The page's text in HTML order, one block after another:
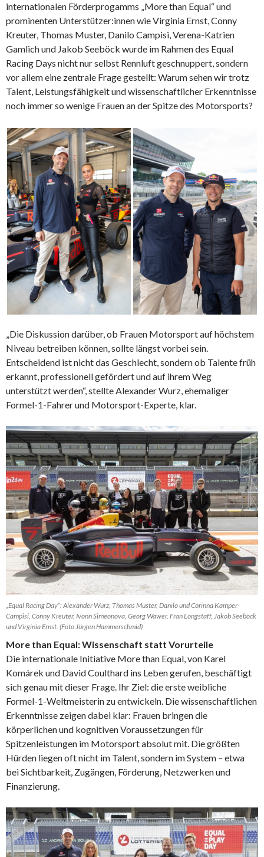
internationalen Förderprogamms „More than Equal“ und
prominenten Unterstützer:innen wie Virginia Ernst, Conny
Kreuter, Thomas Muster, Danilo Campisi, Verena-Katrien
Gamlich und Jakob Seeböck wurde im Rahmen des Equal
Racing Days nicht nur selbst Rennluft geschnuppert, sondern
vor allem eine zentrale Frage gestellt: Warum sehen wir trotz
Talent, Leistungsfähigkeit und wissenschaftlicher Erkenntnisse
noch immer so wenige Frauen an der Spitze des Motorsports?
„Die Diskussion darüber, ob Frauen Motorsport auf höchstem
Niveau betreiben können, sollte längst vorbei sein.
Entscheidend ist nicht das Geschlecht, sondern ob Talente früh
erkannt, professionell gefördert und auf ihrem Weg
unterstützt werden“, stellte Alexander Wurz, ehemaliger
Formel-1-Fahrer und Motorsport-Experte, klar.
„Equal Racing Day“: Alexander Wurz, Thomas Muster, Danilo und Corinna Kamper-
Campisi, Conny Kreuter, Ivonn Simeonova, Georg Wawer, Fran Longstaff, Jakob Seeböck
und Virginia Ernst. (Foto Jürgen Hammerschmid)
More than Equal: Wissenschaft statt Vorurteile
Die internationale Initiative More than Equal, von Karel
Komárek und David Coulthard ins Leben gerufen, beschäftigt
sich genau mit dieser Frage. Ihr Ziel: die erste weibliche
Formel-1-Weltmeisterin zu entwickeln. Die wissenschaftlichen
Erkenntnisse zeigen dabei klar: Frauen bringen die
körperlichen und kognitiven Voraussetzungen für
Spitzenleistungen im Motorsport absolut mit. Die größten
Hürden liegen oft nicht im Talent, sondern im System – etwa
bei Sichtbarkeit, Zugängen, Förderung, Netzwerken und
Finanzierung.